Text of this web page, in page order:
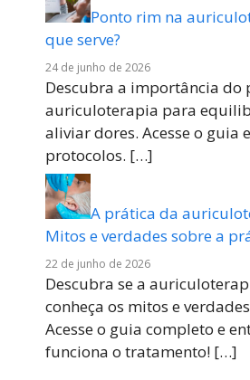
Ponto rim na
que serve?
24 de junho de 2026
Descubra a importância do
auriculoterapia para
aliviar dores. Acesse o guia
protocolos. […]
A prática da
Mitos e verdades sobre a
22 de junho de 2026
Descubra se a
conheça os mitos e
Acesse o guia completo e
funciona o tratamento! […]